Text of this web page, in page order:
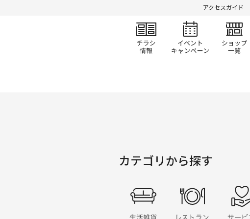
アクセスガイド
チラシ情報 イベント/
カテゴリから探す
生活雑貨 レストラ